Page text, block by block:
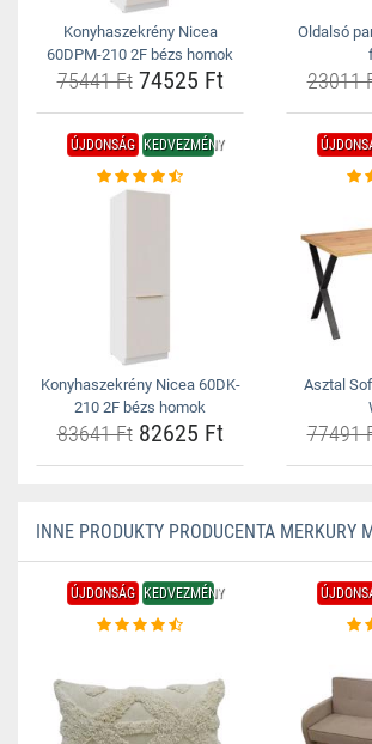
Konyhaszekrény Nicea
60DPM-210 2F bézs homok
75441 Ft74525 Ft
Oldalsó
23011
ÚJDONSÁG KEDVEZMÉNY
Konyhaszekrény Nicea 60DK-
210 2F bézs homok
83641 Ft82625 Ft
Asztal
77491
INNE PRODUKTY PRODUCENTA MERKURY
ÚJDONSÁG KEDVEZMÉNY